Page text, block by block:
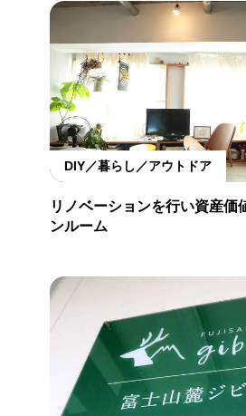
DIY／暮らし／アウトドア
リノベーションを行い資産価
ンルーム